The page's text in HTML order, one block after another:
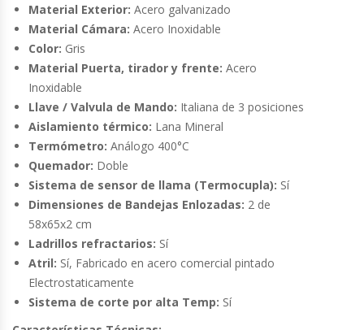
Dispensadores De Salsas
Embutidoras
Estanterías Y Repisas
Exhibidoras De Productos Calientes
Expendedoras De Jugo
Exprimidor De Naranjas
Exprimidoras De Cítricos
Extractoras De Jugos
Material Exterior: Acero galvanizado
Material Cámara: Acero Inoxidable
Color: Gris
Material Puerta, tirador y frente: Acero
Inoxidable
Llave / Valvula de Mando: Italiana de 3 posiciones
Aislamiento térmico: Lana Mineral
Termómetro: Análogo 400°C
Quemador: Doble
Sistema de sensor de llama (Termocupla): Sí
Dimensiones de Bandejas Enlozadas: 2 de
58x65x2 cm
Ladrillos refractarios: Sí
Atril: Sí, Fabricado en acero comercial pintado
Electrostaticamente
Sistema de corte por alta Temp: Sí